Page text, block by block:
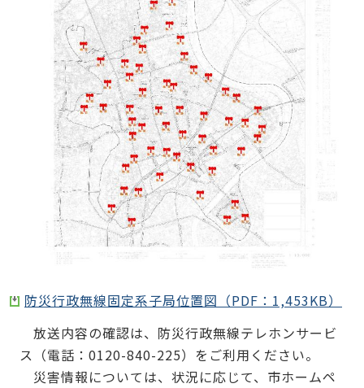
防災行政無線固定系子局位置図（PDF：1,453KB）
放送内容の確認は、防災行政無線テレホンサービ
ス（電話：0120-840-225）をご利用ください。
災害情報については、状況に応じて、市ホームペ